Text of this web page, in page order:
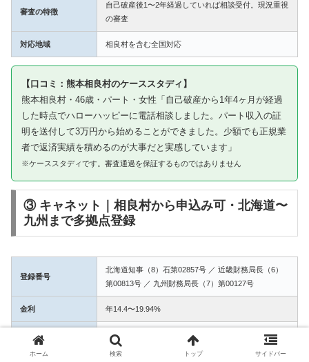
審査の特徴
自己破産後1〜2年経過していれば相談受付。現況重視
の審査
対応地域 相良村を含む全国対応
【口コミ：熊本相良村のケーススタディ】
熊本相良村・46歳・パート・女性「自己破産から1年4ヶ月が経過
した時点でハローハッピーに電話相談しました。パート収入の証
明を送付して3万円から始めることができました。少額でも正規業
者で返済実績を積めるのが大事だと実感しています」
※ケーススタディです。審査通過を保証するものではありません
③ キャネット｜相良村から申込み可・北海道〜
九州まで多拠点登録
登録番号
北海道知事（8）石第02857号 ／ 近畿財務局長（6）
第00813号 ／ 九州財務局長（7）第00127号
金利 年14.4〜19.94%
融資額 1万〜50万円
ホーム 検索 トップ サイドバー